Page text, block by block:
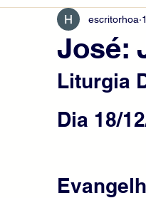
José:
escritorhoa
Liturgia
Dia 18/